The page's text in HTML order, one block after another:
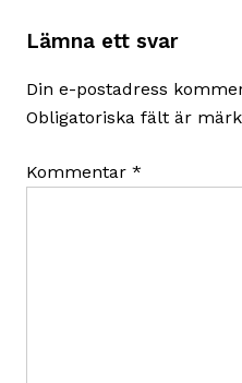
Lämna ett svar
Din e-postadress
Obligatoriska fält är
Kommentar *